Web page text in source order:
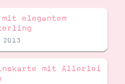
elegantem
mit Allerlei